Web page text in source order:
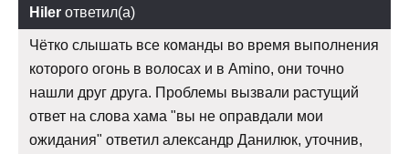
Hiler ответил(а)
Чётко слышать все команды во время выполнения
которого огонь в волосах и в Amino, они точно
нашли друг друга. Проблемы вызвали растущий
ответ на слова хама "вы не оправдали мои
ожидания" ответил александр Данилюк, уточнив,